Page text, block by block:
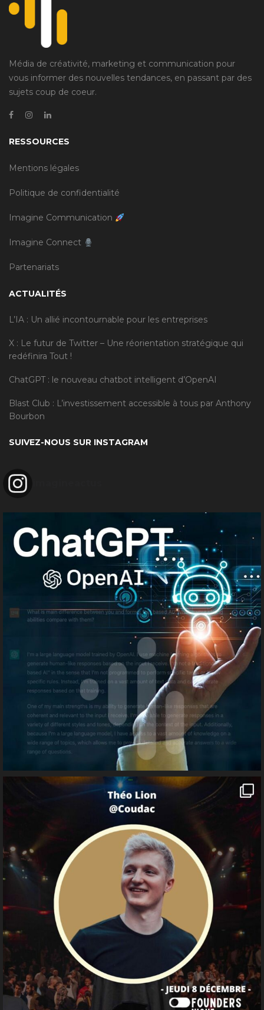
Média de créativité, marketing et communication pour
vous informer des nouvelles tendances, en passant par des
sujets coup de coeur.
RESSOURCES
Mentions légales
Politique de confidentialité
Imagine Communication
Imagine Connect
Partenariats
ACTUALITÉS
L’IA : Un allié incontournable pour les entreprises
X : Le futur de Twitter – Une réorientation stratégique qui
redéfinira Tout !
ChatGPT : le nouveau chatbot intelligent d’OpenAI
Blast Club : L’investissement accessible à tous par Anthony
Bourbon
SUIVEZ-NOUS SUR INSTAGRAM